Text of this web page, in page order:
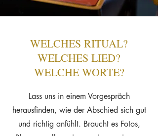
WELCHES RITUAL?
WELCHES LIED?
WELCHE WORTE?
Lass uns in einem Vorgespräch
herausfinden, wie der Abschied sich gut
und richtig anfühlt. Braucht es Fotos,